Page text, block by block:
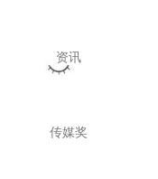
资讯
传媒奖
港澳台